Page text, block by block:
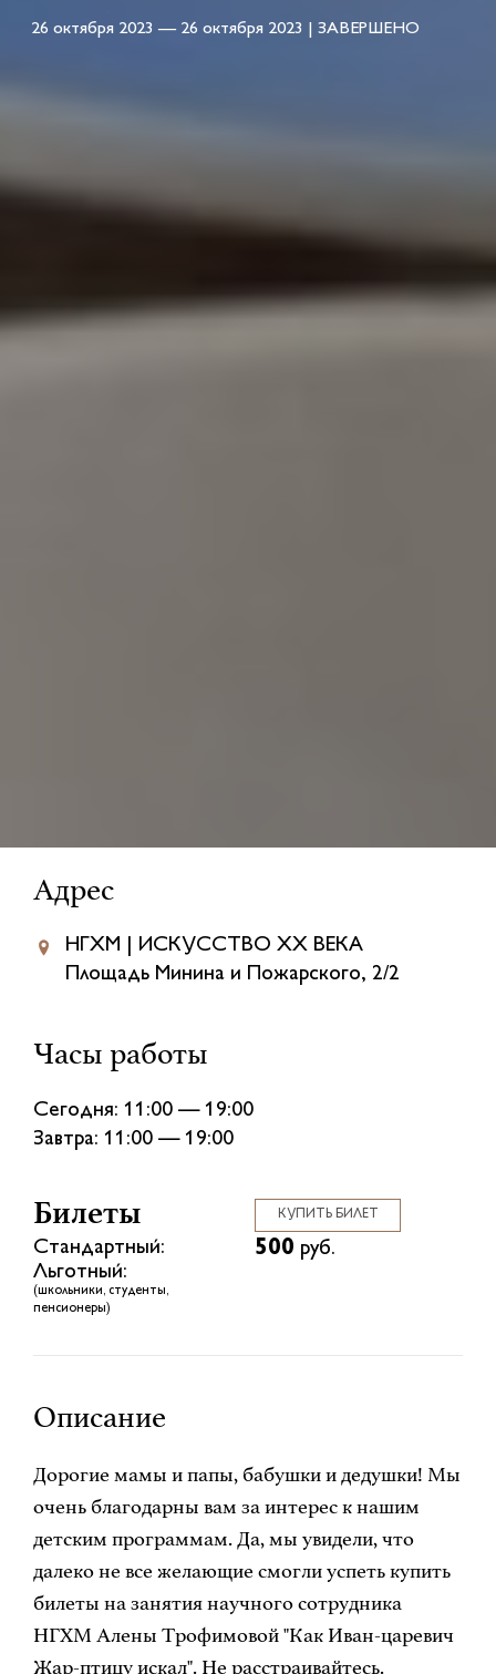
26 октября 2023 — 26 октября 2023 | ЗАВЕРШЕНО
Адрес
НГХМ | ИСКУССТВО XX ВЕКА
Площадь Минина и Пожарского, 2/2
Часы работы
Сегодня: 11:00 — 19:00
Завтра: 11:00 — 19:00
Билеты КУПИТЬ БИЛЕТ
Стандартный: 500 руб.
Льготный:
(школьники, студенты,
пенсионеры)
Описание
Дорогие мамы и папы, бабушки и дедушки! Мы
очень благодарны вам за интерес к нашим
детским программам. Да, мы увидели, что
далеко не все желающие смогли успеть купить
билеты на занятия научного сотрудника
НГХМ Алены Трофимовой "Как Иван-царевич
Жар-птицу искал". Не расстраивайтесь.